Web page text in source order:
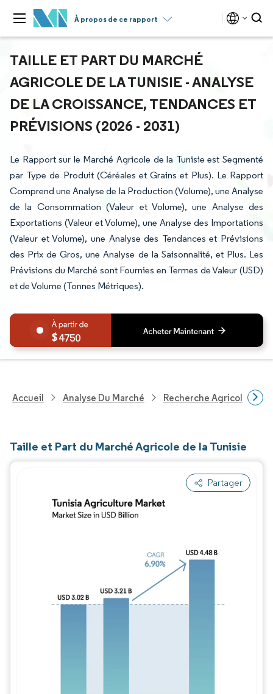
À propos de ce rapport
TAILLE ET PART DU MARCHÉ
AGRICOLE DE LA TUNISIE - ANALYSE
DE LA CROISSANCE, TENDANCES ET
PRÉVISIONS (2026 - 2031)
Le Rapport sur le Marché Agricole de la Tunisie est Segmenté
par Type de Produit (Céréales et Grains et Plus). Le Rapport
Comprend une Analyse de la Production (Volume), une Analyse
de la Consommation (Valeur et Volume), une Analyse des
Exportations (Valeur et Volume), une Analyse des Importations
(Valeur et Volume), une Analyse des Tendances et Prévisions
des Prix de Gros, une Analyse de la Saisonnalité, et Plus. Les
Prévisions du Marché sont Fournies en Termes de Valeur (USD)
et de Volume (Tonnes Métriques).
4750
Accueil Analyse Du Marché Recherche Agricole
Taille et Part du Marché Agricole de la Tunisie
Partager